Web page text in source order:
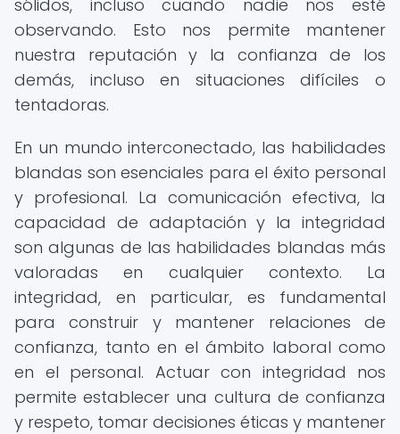
sólidos, incluso cuando nadie nos esté
observando. Esto nos permite mantener
nuestra reputación y la confianza de los
demás, incluso en situaciones difíciles o
tentadoras.
En un mundo interconectado, las habilidades
blandas son esenciales para el éxito personal
y profesional. La comunicación efectiva, la
capacidad de adaptación y la integridad
son algunas de las habilidades blandas más
valoradas en cualquier contexto. La
integridad, en particular, es fundamental
para construir y mantener relaciones de
confianza, tanto en el ámbito laboral como
en el personal. Actuar con integridad nos
permite establecer una cultura de confianza
y respeto, tomar decisiones éticas y mantener